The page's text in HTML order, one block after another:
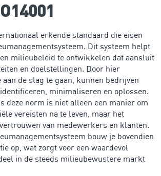
erkende standaard die eisen
Dit systeem helpt
milieubeleid te ontwikkelen dat aansluit
en doelstellingen. Door hier
de slag te gaan, kunnen bedrijven
minimaliseren en oplossen.
deze norm is niet alleen een manier om
vereisten na te leven, maar het
van medewerkers en klanten.
bouw je bovendien
op, wat zorgt voor een waardevol
in de steeds milieubewustere markt